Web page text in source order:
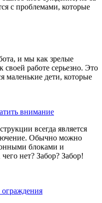
с проблемами, которые
и мы как зрелые
своей работе серьезно. Это
маленькие дети, которые
внимание
всегда является
Обычно можно
блоками и
нет? Забор? Забор!
ограждения